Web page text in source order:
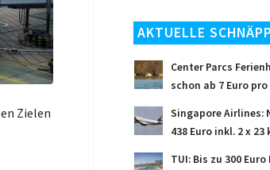
Zielen
AKTUELLE
Center Parcs
schon ab 7 Euro
Singapore Airlines:
438 Euro inkl. 2 x
TUI: Bis zu 300